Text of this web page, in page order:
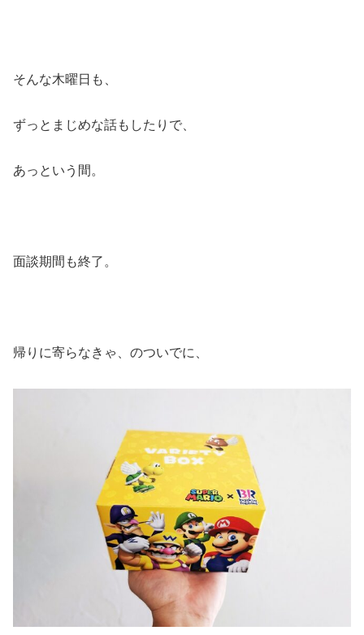
そんな木曜日も、
ずっとまじめな話もしたりで、
あっという間。
面談期間も終了。
帰りに寄らなきゃ、のついでに、